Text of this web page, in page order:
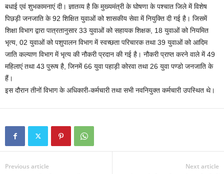
बधाई एवं शुभकामनाएं दी। ज्ञातव्य है कि मुख्यमंत्री के घोषणा के पश्चात जिले में विशेष
पिछड़ी जनजाति के 92 शिक्षित युवाओं को शासकीय सेवा में नियुक्ति दी गई है। जिसमें
शिक्षा विभाग द्वारा पात्रतानुसार 33 युवाओं को सहायक शिक्षक, 18 युवाओं को नियमित
भृत्य, 02 युवाओं को पशुपालन विभाग में स्वच्छता परिचारक तथा 39 युवाओं को आदिम
जाति कल्याण विभाग में भृत्य की नौकरी प्रदान की गई है। नौकरी प्राप्त करने वाले में 49
महिलाएं तथा 43 पुरूष है, जिनमें 66 युवा पहाड़ी कोरवा तथा 26 युवा पण्डो जनजाति के
हैं।
इस दौरान तीनों विभाग के अधिकारी-कर्मचारी तथा सभी नवनियुक्त कर्मचारी उपस्थित थे।
Previous article Next article